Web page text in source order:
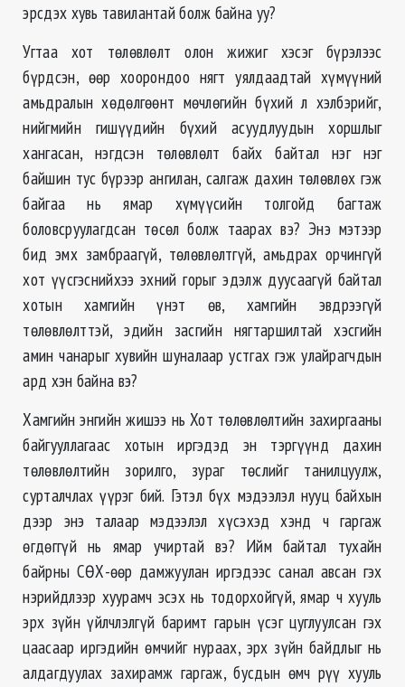
эрсдэх хувь тавилантай болж байна уу?
Угтаа хот төлөвлөлт олон жижиг хэсэг бүрэлээс
бүрдсэн, өөр хоорондоо нягт уялдаадтай хүмүүний
амьдралын хөдөлгөөнт мөчлөгийн бүхий л хэлбэрийг,
нийгмийн гишүүдийн бүхий асуудлуудын хоршлыг
хангасан, нэгдсэн төлөвлөлт байх байтал нэг нэг
байшин тус бүрээр ангилан, салгаж дахин төлөвлөх гэж
байгаа нь ямар хүмүүсийн толгойд багтаж
боловсруулагдсан төсөл болж таарах вэ? Энэ мэтээр
бид эмх замбраагүй, төлөвлөлтгүй, амьдрах орчингүй
хот үүсгэснийхээ эхний горыг эдэлж дуусаагүй байтал
хотын хамгийн үнэт өв, хамгийн эвдрээгүй
төлөвлөлттэй, эдийн засгийн нягтаршилтай хэсгийн
амин чанарыг хувийн шуналаар устгах гэж улайрагчдын
ард хэн байна вэ?
Хамгийн энгийн жишээ нь Хот төлөвлөлтийн захиргааны
байгууллагаас хотын иргэдэд эн тэргүүнд дахин
төлөвлөлтийн зорилго, зураг төслийг танилцуулж,
сурталчлах үүрэг бий. Гэтэл бүх мэдээлэл нууц байхын
дээр энэ талаар мэдээлэл хүсэхэд хэнд ч гаргаж
өгдөггүй нь ямар учиртай вэ? Ийм байтал тухайн
байрны СӨХ-өөр дамжуулан иргэдээс санал авсан гэх
нэрийдлээр хуурамч эсэх нь тодорхойгүй, ямар ч хууль
эрх зүйн үйлчлэлгүй баримт гарын үсэг цуглуулсан гэх
цаасаар иргэдийн өмчийг нураах, эрх зүйн байдлыг нь
алдагдуулах захирамж гаргаж, бусдын өмч рүү хууль